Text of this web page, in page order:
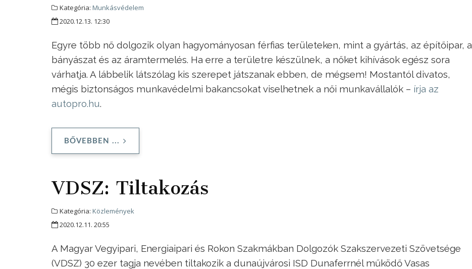
Kategória: Munkásvédelem
2020.12.13. 12:30
Egyre több nő dolgozik olyan hagyományosan férfias területeken, mint a gyártás, az építőipar, a
bányászat és az áramtermelés. Ha erre a területre készülnek, a nőket kihívások egész sora
várhatja. A lábbelik látszólag kis szerepet játszanak ebben, de mégsem! Mostantól divatos,
mégis biztonságos munkavédelmi bakancsokat viselhetnek a női munkavállalók – írja az
autopro.hu.
BŐVEBBEN ...
VDSZ: Tiltakozás
Kategória: Közlemények
2020.12.11. 20:55
A Magyar Vegyipari, Energiaipari és Rokon Szakmákban Dolgozók Szakszervezeti Szövetsége
(VDSZ) 30 ezer tagja nevében tiltakozik a dunaújvárosi ISD Dunaferrnél működő Vasas